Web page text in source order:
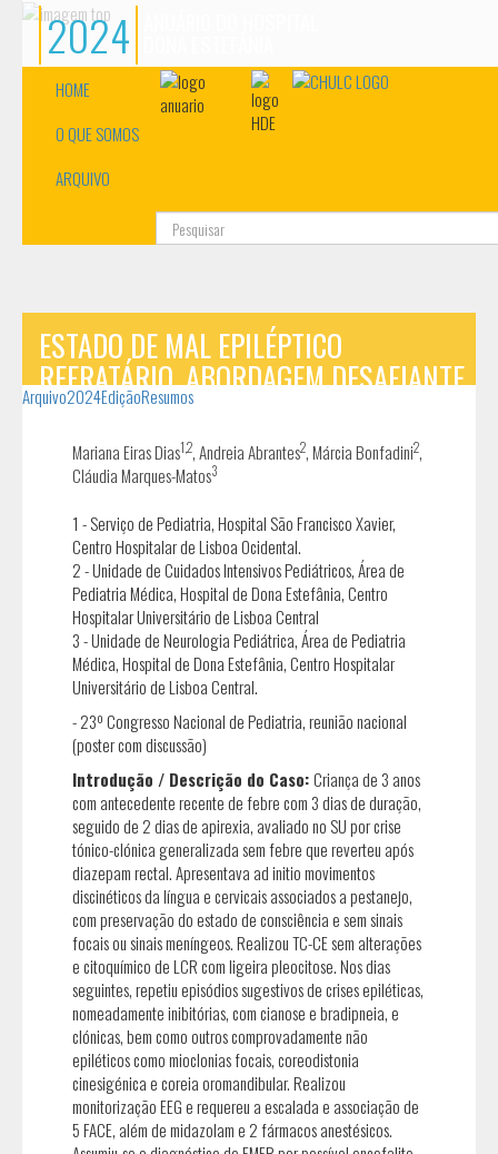
2024
HOME
O QUE SOMOS
ARQUIVO
ESTADO DE MAL EPILÉPTICO
REFRATÁRIO, ABORDAGEM DESAFIANTE
Arquivo2024EdiçãoResumos
Mariana Eiras Dias1,2, Andreia Abrantes2, Márcia Bonfadini2,
Cláudia Marques-Matos3
1 - Serviço de Pediatria, Hospital São Francisco Xavier,
Centro Hospitalar de Lisboa Ocidental.
2 - Unidade de Cuidados Intensivos Pediátricos, Área de
Pediatria Médica, Hospital de Dona Estefânia, Centro
Hospitalar Universitário de Lisboa Central
3 - Unidade de Neurologia Pediátrica, Área de Pediatria
Médica, Hospital de Dona Estefânia, Centro Hospitalar
Universitário de Lisboa Central.
- 23º Congresso Nacional de Pediatria, reunião nacional
(poster com discussão)
Introdução / Descrição do Caso:Criança de 3 anos
com antecedente recente de febre com 3 dias de duração,
seguido de 2 dias de apirexia, avaliado no SU por crise
tónico-clónica generalizada sem febre que reverteu após
diazepam rectal. Apresentava ad initio movimentos
discinéticos da língua e cervicais associados a pestanejo,
com preservação do estado de consciência e sem sinais
focais ou sinais meníngeos. Realizou TC-CE sem alterações
e citoquímico de LCR com ligeira pleocitose. Nos dias
seguintes, repetiu episódios sugestivos de crises epiléticas,
nomeadamente inibitórias, com cianose e bradipneia, e
clónicas, bem como outros comprovadamente não
epiléticos como mioclonias focais, coreodistonia
cinesigénica e coreia oromandibular. Realizou
monitorização EEG e requereu a escalada e associação de
5 FACE, além de midazolam e 2 fármacos anestésicos.